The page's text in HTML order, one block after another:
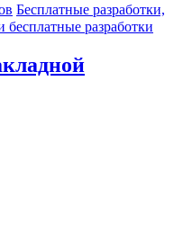
Бесплатные разработки,
разработки